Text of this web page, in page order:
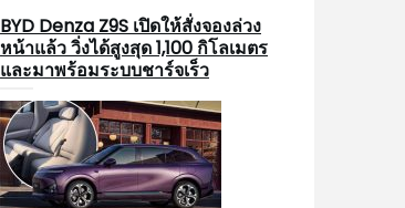
BYD Denza Z9S เปิดให้สั่งจองล่วง
หน้าแล้ว วิ่งได้สูงสุด 1,100 กิโลเมตร
และมาพร้อมระบบชาร์จเร็ว